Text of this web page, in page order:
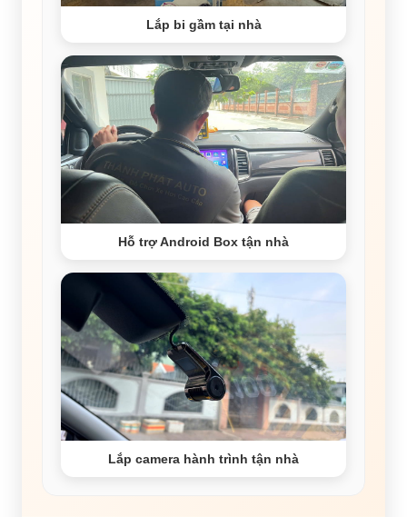
Lắp bi gầm tại nhà
Hỗ trợ Android Box tận nhà
Lắp camera hành trình tận nhà